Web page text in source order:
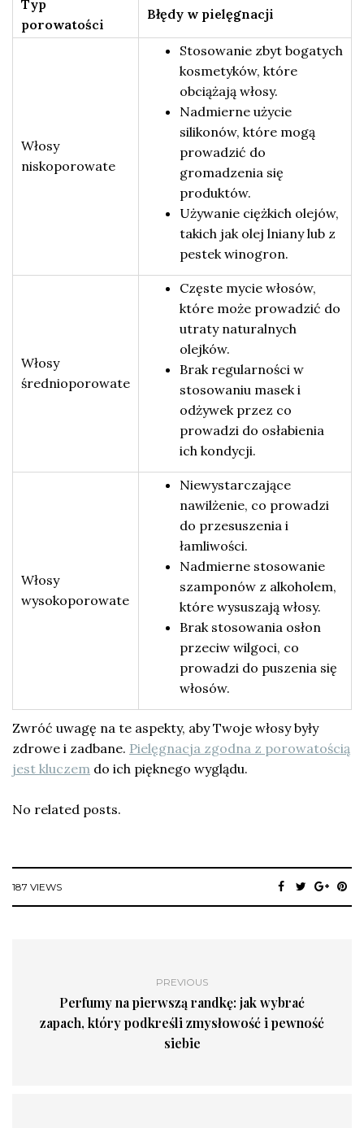
Typ
porowatości
Błędy w pielęgnacji
Włosy
niskoporowate
Stosowanie zbyt bogatych
kosmetyków, które
obciążają włosy.
Nadmierne użycie
silikonów, które mogą
prowadzić do
gromadzenia się
produktów.
Używanie ciężkich olejów,
takich jak olej lniany lub z
pestek winogron.
Włosy
średnioporowate
Częste mycie włosów,
które może prowadzić do
utraty naturalnych
olejków.
Brak regularności w
stosowaniu masek i
odżywek przez co
prowadzi do osłabienia
ich kondycji.
Włosy
wysokoporowate
Niewystarczające
nawilżenie, co prowadzi
do przesuszenia i
łamliwości.
Nadmierne stosowanie
szamponów z alkoholem,
które wysuszają włosy.
Brak stosowania osłon
przeciw wilgoci, co
prowadzi do puszenia się
włosów.
Zwróć uwagę na te aspekty, aby Twoje włosy były
zdrowe i zadbane. Pielęgnacja zgodna z porowatością
jest kluczem do ich pięknego wyglądu.
No related posts.
187 VIEWS
PREVIOUS
Perfumy na pierwszą randkę: jak wybrać
zapach, który podkreśli zmysłowość i pewność
siebie